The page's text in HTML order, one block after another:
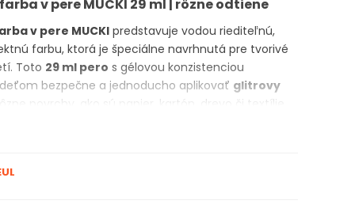
v pere MUCKI 29 ml | rôzne odtiene
v pere MUCKI predstavuje vodou riediteľnú,
farbu, ktorá je špeciálne navrhnutá pre tvorivé
Toto 29 ml pero s gélovou konzistenciou
bezpečne a jednoducho aplikovať glitrovy
povrchy, ako sú papier, kartón, drevo či textílie.
bezpečnej zložke je tento produkt ideálny pre deti,
práce.